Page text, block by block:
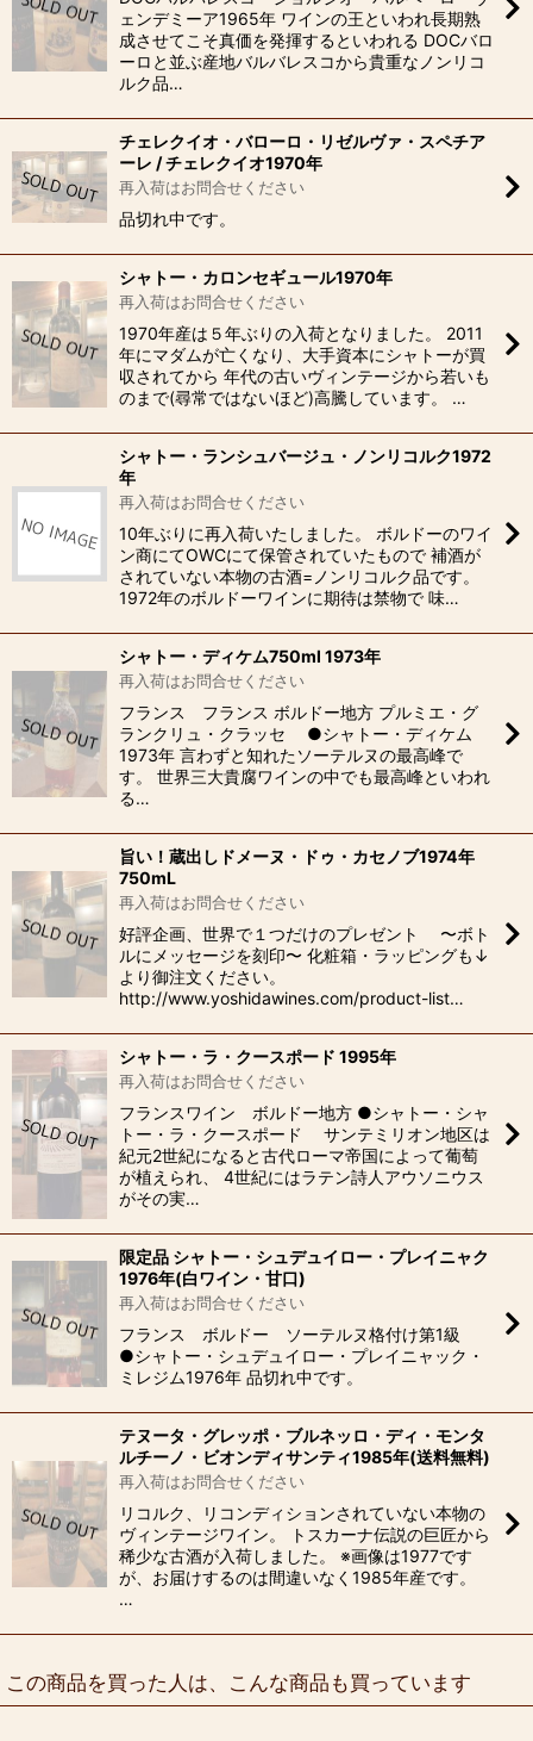
ェンデミーア1965年 ワインの王といわれ長期熟
成させてこそ真価を発揮するといわれる DOCバロ
ーロと並ぶ産地バルバレスコから貴重なノンリコ
ルク品…
チェレクイオ・バローロ・リゼルヴァ・スペチア
ーレ / チェレクイオ1970年
再入荷はお問合せください
品切れ中です。
シャトー・カロンセギュール1970年
再入荷はお問合せください
1970年産は５年ぶりの入荷となりました。 2011
年にマダムが亡くなり、大手資本にシャトーが買
収されてから 年代の古いヴィンテージから若いも
のまで(尋常ではないほど)高騰しています。 …
シャトー・ランシュバージュ・ノンリコルク1972
年
再入荷はお問合せください
10年ぶりに再入荷いたしました。 ボルドーのワイ
ン商にてOWCにて保管されていたもので 補酒が
されていない本物の古酒=ノンリコルク品です。
1972年のボルドーワインに期待は禁物で 味…
シャトー・ディケム750ml 1973年
再入荷はお問合せください
フランス フランス ボルドー地方 プルミエ・グ
ランクリュ・クラッセ ●シャトー・ディケム
1973年 言わずと知れたソーテルヌの最高峰で
す。 世界三大貴腐ワインの中でも最高峰といわれ
る…
旨い！蔵出しドメーヌ・ドゥ・カセノブ1974年
750mL
再入荷はお問合せください
好評企画、世界で１つだけのプレゼント 〜ボト
ルにメッセージを刻印〜 化粧箱・ラッピングも↓
より御注文ください。
http://www.yoshidawines.com/product-list…
シャトー・ラ・クースポード 1995年
再入荷はお問合せください
フランスワイン ボルドー地方 ●シャトー・シャ
トー・ラ・クースポード サンテミリオン地区は
紀元2世紀になると古代ローマ帝国によって葡萄
が植えられ、 4世紀にはラテン詩人アウソニウス
がその実…
限定品 シャトー・シュデュイロー・プレイニャク
1976年(白ワイン・甘口)
再入荷はお問合せください
フランス ボルドー ソーテルヌ格付け第1級
●シャトー・シュデュイロー・プレイニャック・
ミレジム1976年 品切れ中です。
テヌータ・グレッポ・ブルネッロ・ディ・モンタ
ルチーノ・ビオンディサンティ1985年(送料無料)
再入荷はお問合せください
リコルク、リコンディションされていない本物の
ヴィンテージワイン。 トスカーナ伝説の巨匠から
稀少な古酒が入荷しました。 ※画像は1977です
が、お届けするのは間違いなく1985年産です。
…
この商品を買った人は、こんな商品も買っています